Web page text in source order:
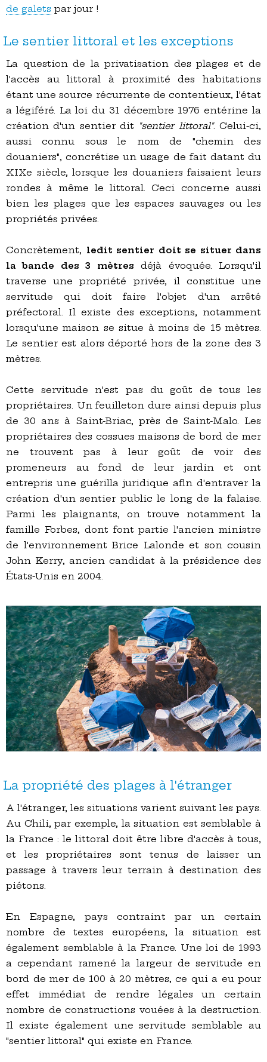
de galets par jour !
Le sentier littoral et les exceptions
La question de la privatisation des plages et de
l'accès au littoral à proximité des habitations
étant une source récurrente de contentieux, l'état
a légiféré. La loi du 31 décembre 1976 entérine la
création d'un sentier dit "sentier littoral". Celui-ci,
aussi connu sous le nom de "chemin des
douaniers", concrétise un usage de fait datant du
XIXe siècle, lorsque les douaniers faisaient leurs
rondes à même le littoral. Ceci concerne aussi
bien les plages que les espaces sauvages ou les
propriétés privées.
Concrètement, ledit sentier doit se situer dans
la bande des 3 mètres déjà évoquée. Lorsqu'il
traverse une propriété privée, il constitue une
servitude qui doit faire l'objet d'un arrêté
préfectoral. Il existe des exceptions, notamment
lorsqu'une maison se situe à moins de 15 mètres.
Le sentier est alors déporté hors de la zone des 3
mètres.
Cette servitude n'est pas du goût de tous les
propriétaires. Un feuilleton dure ainsi depuis plus
de 30 ans à Saint-Briac, près de Saint-Malo. Les
propriétaires des cossues maisons de bord de mer
ne trouvent pas à leur goût de voir des
promeneurs au fond de leur jardin et ont
entrepris une guérilla juridique afin d'entraver la
création d'un sentier public le long de la falaise.
Parmi les plaignants, on trouve notamment la
famille Forbes, dont font partie l'ancien ministre
de l'environnement Brice Lalonde et son cousin
John Kerry, ancien candidat à la présidence des
États-Unis en 2004.
La propriété des plages à l'étranger
A l'étranger, les situations varient suivant les pays.
Au Chili, par exemple, la situation est semblable à
la France : le littoral doit être libre d'accès à tous,
et les propriétaires sont tenus de laisser un
passage à travers leur terrain à destination des
piétons.
En Espagne, pays contraint par un certain
nombre de textes européens, la situation est
également semblable à la France. Une loi de 1993
a cependant ramené la largeur de servitude en
bord de mer de 100 à 20 mètres, ce qui a eu pour
effet immédiat de rendre légales un certain
nombre de constructions vouées à la destruction.
Il existe également une servitude semblable au
"sentier littoral" qui existe en France.